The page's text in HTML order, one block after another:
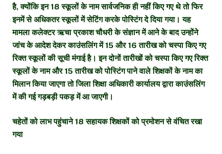
है, क्योंकि इन 18 स्कूलों के नाम सार्वजनिक ही नहीं किए गए थे तो फिर
इनमें से अधिकतर स्कूलों में सेटिंग करके पोस्टिंग दे दिया गया। यह
मामला कलेक्टर ऋचा प्रकाश चौधरी के संज्ञान में आने के बाद उन्होंने
जांच के आदेश देकर काउंसलिंग में 15 और 16 तारीख को चस्पा किए गए
रिक्त स्कूलों की सूची मंगाई है। इन दोनों तारीखों को चस्पा किए गए रिक्त
स्कूलों के नाम और 15 तारीख को पोस्टिंग पाने वाले शिक्षकों के नाम का
मिलान किया जाएगा तो जिला शिक्षा अधिकारी कार्यालय द्वारा काउंसलिंग
में की गई गड़बड़ी पकड़ में आ जाएगी।
चहेतों को लाभ पहुंचाने 18 सहायक शिक्षकों को प्रमोशन से वंचित रखा
गया